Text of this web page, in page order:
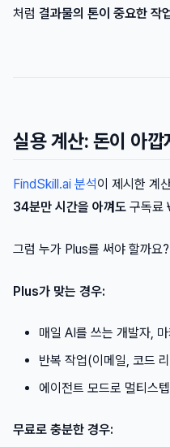
처럼 결과물의 톤이 중요한 작
실용 계산: 돈이 아깝
FindSkill.ai 분석이 제시한 계
34분만 시간을 아껴도 구독료
그럼 누가 Plus를 써야 할까요?
Plus가 맞는 경우:
매일 AI를 쓰는 개발자,
반복 작업(이메일, 코드
에이전트 모드로 멀티스
무료로 충분한 경우: